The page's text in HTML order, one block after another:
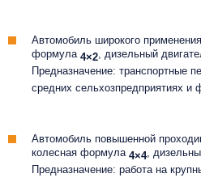
Автомобиль широкого
формула 4×2, дизельный
Предназначение: транспортные
средних сельхозпредприятиях и
Автомобиль повышенной
колесная формула 4×4,
Предназначение: работа на